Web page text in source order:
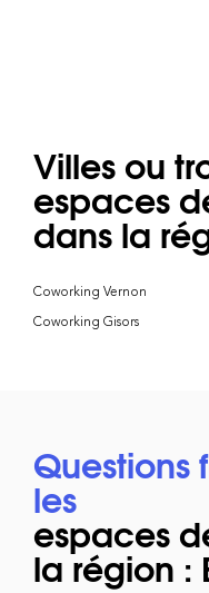
Villes ou trouver des
espaces
dans la
Coworking Vernon
Coworking Gisors
Questions
les
espaces
la région :